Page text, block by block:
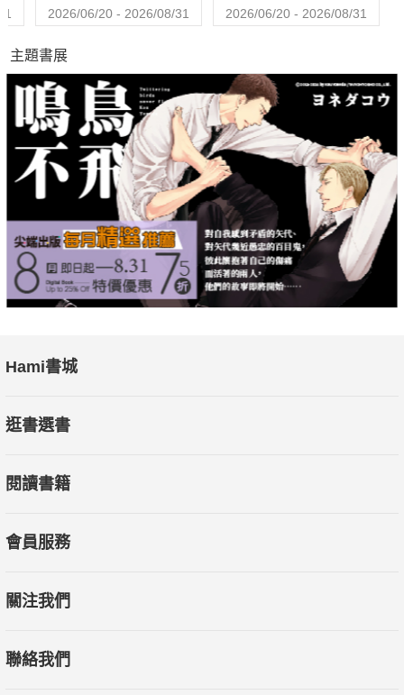
2026/06/20 - 2026/08/31 2026/06/20 - 2026/08/31
主題書展
Hami書城
逛書選書
閱讀書籍
會員服務
關注我們
聯絡我們